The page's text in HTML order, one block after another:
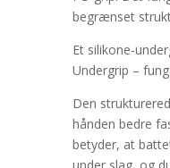
begrænset
Et silikone-
Undergrip –
Den
hånden bedre
betyder, at